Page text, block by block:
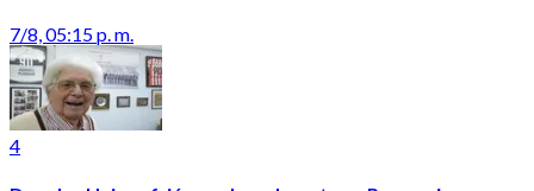
7/8, 05:15 p. m.
4